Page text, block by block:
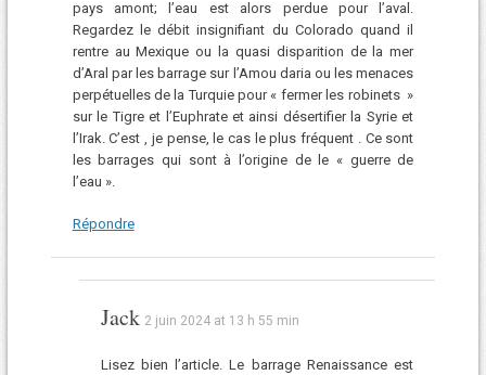
pays amont; l’eau est alors perdue pour l’aval.
Regardez le débit insignifiant du Colorado quand il
rentre au Mexique ou la quasi disparition de la mer
d’Aral par les barrage sur l’Amou daria ou les menaces
perpétuelles de la Turquie pour « fermer les robinets »
sur le Tigre et l’Euphrate et ainsi désertifier la Syrie et
l’Irak. C’est , je pense, le cas le plus fréquent . Ce sont
les barrages qui sont à l’origine de le « guerre de
l’eau ».
Répondre
Jack 2 juin 2024 at 13 h 55 min
Lisez bien l’article. Le barrage Renaissance est